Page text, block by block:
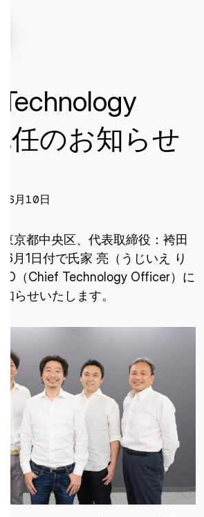
問い合わせ項目よ
事項を選択・入力
信ください。
ビスと販売 メディア
投資家お問い合わせ
任のお知らせ
06月10日
京都中央区、代表取締役：袴田
月1日付で氏家 亮（うじいえ り
（Chief Technology Officer）に
らせいたします。